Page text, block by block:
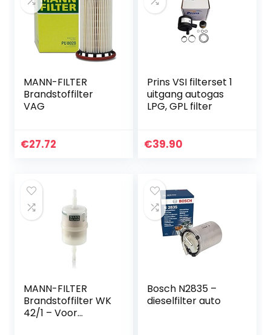
MANN-FILTER
Brandstoffilter
VAG
€27.72
Prins VSI filterset 1
uitgang autogas
LPG, GPL filter
€39.90
MANN-FILTER
Brandstoffilter WK
42/1 – Voor
Bosch N2835 –
dieselfilter auto